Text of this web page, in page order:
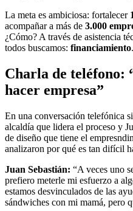
La meta es ambiciosa: fortalecer
acompañar a más de 3.000
¿Cómo? A través de asistencia
todos buscamos: financiamiento.
Charla de teléfono:
hacer empresa”
En una conversación telefónica
alcaldía que lidera el proceso y
de diseño que tiene el
analizaron por qué es tan difícil
Juan Sebastián: “A veces uno
prefiero meterle mi esfuerzo a
estamos desvinculados de las
sándwiches con mi mamá, pero